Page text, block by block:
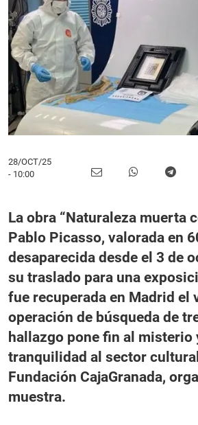
28/OCT/25
- 10:00
La obra “Naturaleza muerta
Pablo Picasso, valorada en
desaparecida desde el 3 de
su traslado para una
fue recuperada en Madrid el
operación de búsqueda de
hallazgo pone fin al misterio
tranquilidad al sector
Fundación CajaGranada,
muestra.